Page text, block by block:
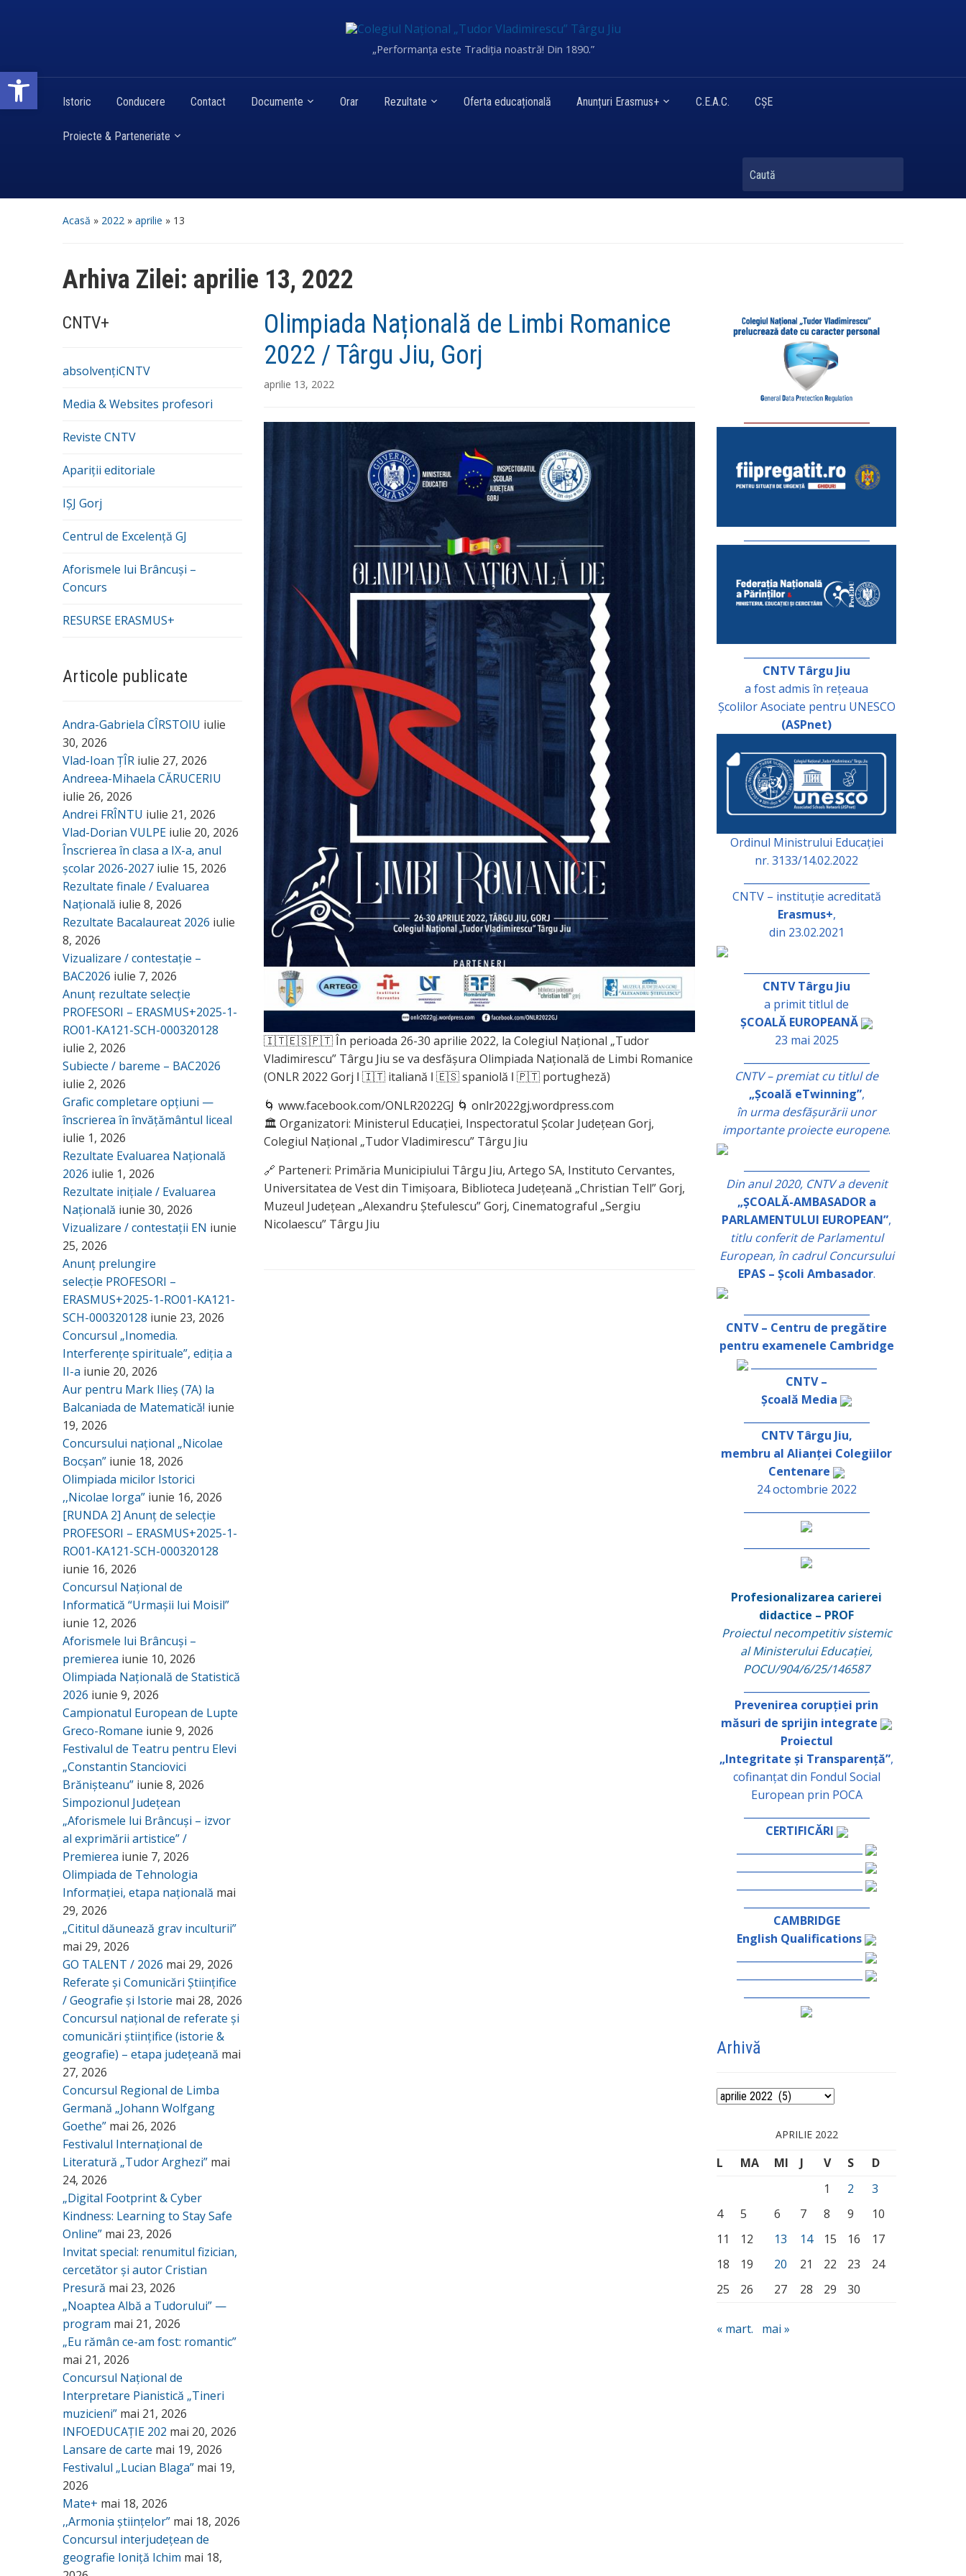
Deschide bara de unelte
„Performanța este Tradiția noastră! Din 1890.”
Istoric Conducere Contact Documente Orar Rezultate Oferta educațională Anunțuri Erasmus+ C.E.A.C. CȘE
Proiecte & Parteneriate
Caută
Acasă » 2022 » aprilie » 13
Arhiva Zilei: aprilie 13, 2022
CNTV+
absolvențiCNTV
Media & Websites profesori
Reviste CNTV
Apariții editoriale
IȘJ Gorj
Centrul de Excelență GJ
Aforismele lui Brâncuși –
Concurs
RESURSE ERASMUS+
Articole publicate
Andra-Gabriela CÎRSTOIU iulie
30, 2026
Vlad-Ioan ȚÎR iulie 27, 2026
Andreea-Mihaela CĂRUCERIU
iulie 26, 2026
Andrei FRÎNTU iulie 21, 2026
Vlad-Dorian VULPE iulie 20, 2026
Înscrierea în clasa a IX-a, anul
școlar 2026-2027 iulie 15, 2026
Rezultate finale / Evaluarea
Națională iulie 8, 2026
Rezultate Bacalaureat 2026 iulie
8, 2026
Vizualizare / contestație –
BAC2026 iulie 7, 2026
Anunț rezultate selecție
PROFESORI – ERASMUS+2025-1-
RO01-KA121-SCH-000320128
iulie 2, 2026
Subiecte / bareme – BAC2026
iulie 2, 2026
Grafic completare opțiuni —
înscrierea în învățământul liceal
iulie 1, 2026
Rezultate Evaluarea Națională
2026 iulie 1, 2026
Rezultate inițiale / Evaluarea
Națională iunie 30, 2026
Vizualizare / contestații EN iunie
25, 2026
Anunț prelungire
selecție PROFESORI –
ERASMUS+2025-1-RO01-KA121-
SCH-000320128 iunie 23, 2026
Concursul „Inomedia.
Interferențe spirituale”, ediția a
II-a iunie 20, 2026
Aur pentru Mark Ilieș (7A) la
Balcaniada de Matematică! iunie
19, 2026
Concursului național „Nicolae
Bocșan” iunie 18, 2026
Olimpiada micilor Istorici
,,Nicolae Iorga” iunie 16, 2026
[RUNDA 2] Anunț de selecție
PROFESORI – ERASMUS+2025-1-
RO01-KA121-SCH-000320128
iunie 16, 2026
Concursul Național de
Informatică “Urmașii lui Moisil”
iunie 12, 2026
Aforismele lui Brâncuși –
premierea iunie 10, 2026
Olimpiada Națională de Statistică
2026 iunie 9, 2026
Campionatul European de Lupte
Greco-Romane iunie 9, 2026
Festivalul de Teatru pentru Elevi
„Constantin Stanciovici
Brănișteanu” iunie 8, 2026
Simpozionul Județean
„Aforismele lui Brâncuși – izvor
al exprimării artistice” /
Premierea iunie 7, 2026
Olimpiada de Tehnologia
Informației, etapa națională mai
29, 2026
„Cititul dăunează grav inculturii”
mai 29, 2026
GO TALENT / 2026 mai 29, 2026
Referate și Comunicări Științifice
/ Geografie și Istorie mai 28, 2026
Concursul național de referate și
comunicări științifice (istorie &
geografie) – etapa județeană mai
27, 2026
Concursul Regional de Limba
Germană „Johann Wolfgang
Goethe” mai 26, 2026
Festivalul Internațional de
Literatură „Tudor Arghezi” mai
24, 2026
„Digital Footprint & Cyber
Kindness: Learning to Stay Safe
Online” mai 23, 2026
Invitat special: renumitul fizician,
cercetător și autor Cristian
Presură mai 23, 2026
„Noaptea Albă a Tudorului” —
program mai 21, 2026
„Eu rămân ce-am fost: romantic”
mai 21, 2026
Concursul Național de
Interpretare Pianistică „Tineri
muzicieni” mai 21, 2026
INFOEDUCAȚIE 202 mai 20, 2026
Lansare de carte mai 19, 2026
Festivalul „Lucian Blaga” mai 19,
2026
Mate+ mai 18, 2026
,,Armonia științelor” mai 18, 2026
Concursul interjudețean de
geografie Ioniță Ichim mai 18,
Olimpiada Națională de Limbi Romanice
2022 / Târgu Jiu, Gorj
aprilie 13, 2022
🇮🇹🇪🇸🇵🇹 În perioada 26-30 aprilie 2022, la Colegiul Național „Tudor
Vladimirescu” Târgu Jiu se va desfășura Olimpiada Națională de Limbi Romanice
(ONLR 2022 Gorj ǀ 🇮🇹 italiană ǀ 🇪🇸 spaniolă ǀ 🇵🇹 portugheză)
🌀 www.facebook.com/ONLR2022GJ 🌀 onlr2022gj.wordpress.com
🏛 Organizatori: Ministerul Educației, Inspectoratul Școlar Județean Gorj,
Colegiul Național „Tudor Vladimirescu” Târgu Jiu
🔗 Parteneri: Primăria Municipiului Târgu Jiu, Artego SA, Instituto Cervantes,
Universitatea de Vest din Timișoara, Biblioteca Județeană „Christian Tell” Gorj,
Muzeul Județean „Alexandru Ștefulescu” Gorj, Cinematograful „Sergiu
Nicolaescu” Târgu Jiu
CNTV Târgu Jiu
a fost admis în rețeaua
Școlilor Asociate pentru UNESCO
(ASPnet)
Ordinul Ministrului Educației
nr. 3133/14.02.2022
CNTV – instituție acreditată
Erasmus+,
din 23.02.2021
CNTV Târgu Jiu
a primit titlul de
ȘCOALĂ EUROPEANĂ
23 mai 2025
CNTV – premiat cu titlul de
„Școală eTwinning”,
în urma desfășurării unor
importante proiecte europene.
Din anul 2020, CNTV a devenit
„ȘCOALĂ-AMBASADOR a
PARLAMENTULUI EUROPEAN”,
titlu conferit de Parlamentul
European, în cadrul Concursului
EPAS – Școli Ambasador.
CNTV – Centru de pregătire
pentru examenele Cambridge
_________________________
CNTV –
Școală Media
CNTV Târgu Jiu,
membru al Alianței Colegiilor
Centenare
24 octombrie 2022
Profesionalizarea carierei
didactice – PROF
Proiectul necompetitiv sistemic
al Ministerului Educației,
POCU/904/6/25/146587
Prevenirea corupției prin
măsuri de sprijin integrate
Proiectul
„Integritate și Transparență”,
cofinanțat din Fondul Social
European prin POCA
CERTIFICĂRI
CAMBRIDGE
English Qualifications
Arhivă
Arhivă
APRILIE 2022
L MA MI J V S
D
1
2
3
4
5 6 7 8 9
10
11
12 13 14 15 16
17
18
19 20 21 22 23
24
25
26 27 28 29 30
« mart. mai »